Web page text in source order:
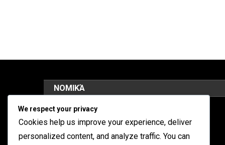
ΝΟΜΙΚΆ
Όροι χρήσης
Επικοινωνήστε μαζί μας
We respect your privacy
Cookies help us improve your experience, deliver
personalized content, and analyze traffic. You can